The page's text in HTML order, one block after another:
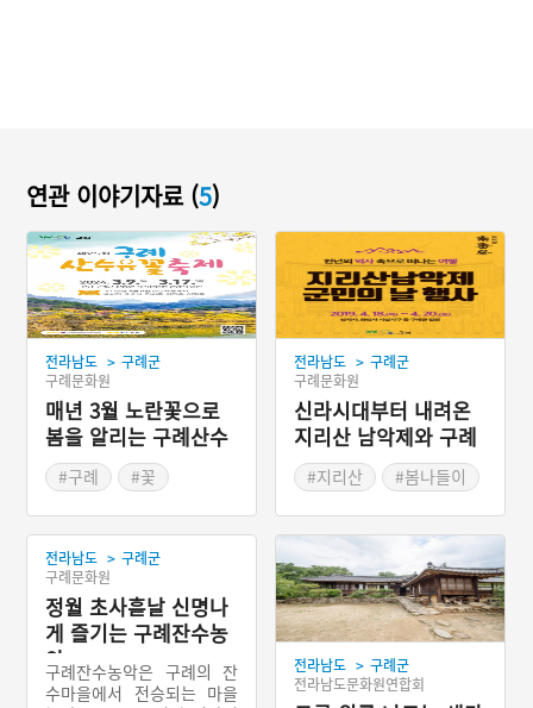
연관 이야기자료 (5)
전라남도 > 구례군
구례문화원
매년 3월 노란꽃으로
봄을 알리는 구례산수
유꽃축제
#구례
#꽃
전라남도 > 구례군
구례문화원
신라시대부터 내려온
지리산 남악제와 구례
군민의날 행사
#지리산
#봄나들이
전라남도 > 구례군
구례문화원
정월 초사흗날 신명나
게 즐기는 구례잔수농
악
구례잔수농악은 구례의 잔
수마을에서 전승되는 마을
전라남도 > 구례군
전라남도문화원연합회